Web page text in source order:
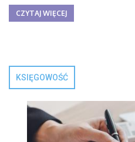
CZYTAJ WIĘCEJ
KSIĘGOWOŚĆ